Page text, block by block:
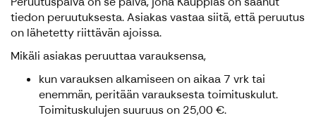
tiedon peruutuksesta. Asiakas vastaa siitä, että peruutus
on lähetetty riittävän ajoissa.
Mikäli asiakas peruuttaa varauksensa,
kun varauksen alkamiseen on aikaa 7 vrk tai
enemmän, peritään varauksesta toimituskulut.
Toimituskulujen suuruus on 25,00 €.